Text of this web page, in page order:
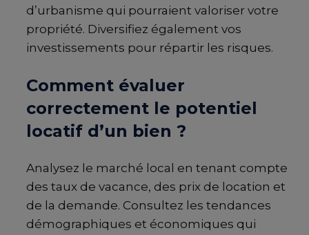
d’urbanisme qui pourraient valoriser votre
propriété. Diversifiez également vos
investissements pour répartir les risques.
Comment évaluer
correctement le potentiel
locatif d’un bien ?
Analysez le marché local en tenant compte
des taux de vacance, des prix de location et
de la demande. Consultez les tendances
démographiques et économiques qui